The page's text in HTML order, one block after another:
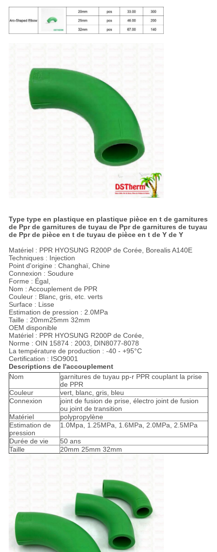
Type type en plastique en plastique pièce en t de garnitures
de Ppr de garnitures de tuyau de Ppr de garnitures de tuyau
de Ppr de pièce en t de tuyau de pièce en t de Y de Y
Matériel : PPR HYOSUNG R200P de Corée, Borealis A140E
Techniques : Injection
Point d'origine : Changhaï, Chine
Connexion : Soudure
Forme : Égal,
Nom : Accouplement de PPR
Couleur : Blanc, gris, etc. verts
Surface : Lisse
Estimation de pression : 2.0MPa
Taille : 20mm25mm 32mm
OEM disponible
Matériel : PPR HYOSUNG R200P de Corée,
Norme : OIN 15874 : 2003, DIN8077-8078
La température de production : -40 - +95°C
Certification : ISO9001
Descriptions de l'accouplement
Nom
garnitures de tuyau pp-r PPR couplant la prise
de PPR
Couleur
vert, blanc, gris, bleu
Connexion
joint de fusion de prise, électro joint de fusion
ou joint de transition
Matériel
polypropylène
Estimation de
pression
1.0Mpa, 1.25MPa, 1.6MPa, 2.0MPa, 2.5MPa
Durée de vie
50 ans
Taille
20mm 25mm 32mm